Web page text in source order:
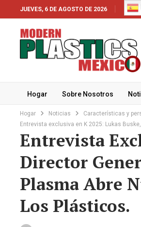
JUEVES, 6 DE AGOSTO DE 2026
Hogar Sobre Nosotros
Hogar Noticias Características y
Entrevista exclusiva en K 2025: Lukas
Entrevista
Director
Plasma Abre
Los Plásticos.